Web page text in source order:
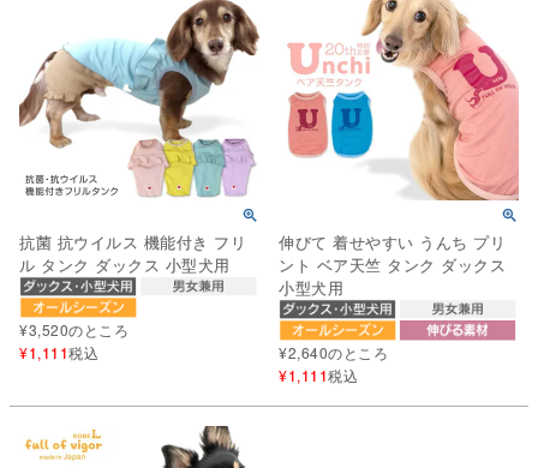
抗菌 抗ウイルス 機能付き フリ
ル タンク ダックス 小型犬用
¥3,520のところ
¥1,111税込
伸びて 着せやすい うんち プリ
ント ベア天竺 タンク ダックス
小型犬用
¥2,640のところ
¥1,111税込